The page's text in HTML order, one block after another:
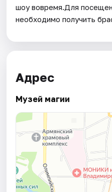
шоу вовремя.Для
необходимо получить
Адрес
Музей магии